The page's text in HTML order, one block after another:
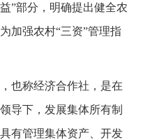
”部分，明确提出健全农
加强农村“三资”管理指
也称经济合作社，是在
导下，发展集体所有制
有管理集体资产、开发